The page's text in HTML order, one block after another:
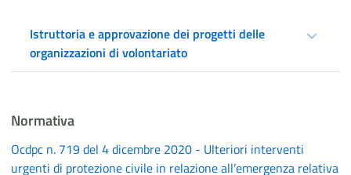
Istruttoria e approvazione dei progetti delle
organizzazioni di volontariato
Normativa
Ocdpc n. 719 del 4 dicembre 2020 - Ulteriori interventi
urgenti di protezione civile in relazione all’emergenza relativa